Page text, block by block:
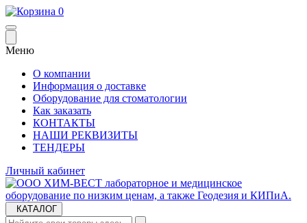
0
Меню
О компании
Информация о доставке
Оборудование для стоматологии
Как заказать
КОНТАКТЫ
НАШИ РЕКВИЗИТЫ
ТЕНДЕРЫ
Личный кабинет
КАТАЛОГ